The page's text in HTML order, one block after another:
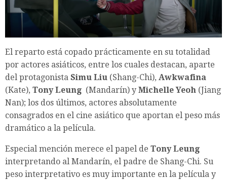
El reparto está copado prácticamente en su totalidad
por actores asiáticos, entre los cuales destacan, aparte
del protagonista Simu Liu (Shang-Chi), Awkwafina
(Kate), Tony Leung (Mandarín) y Michelle Yeoh (Jiang
Nan); los dos últimos, actores absolutamente
consagrados en el cine asiático que aportan el peso más
dramático a la película.
Especial mención merece el papel de Tony Leung
interpretando al Mandarín, el padre de Shang-Chi. Su
peso interpretativo es muy importante en la película y